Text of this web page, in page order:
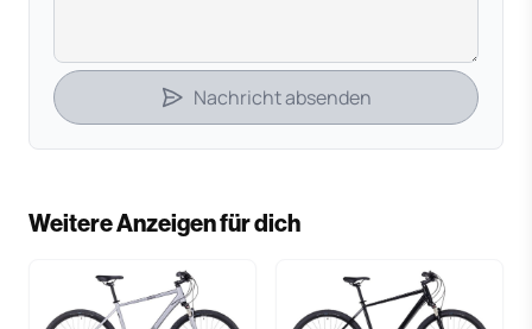
Nachricht absenden
Weitere Anzeigen für dich